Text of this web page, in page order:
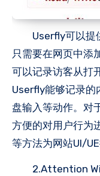
Userfly可以提供
只需要在网页中
可以记录访客从打
Userfly能够记录的
盘输入等动作。对
方便的对用户行为
等方法为网站UI/
2.Attention